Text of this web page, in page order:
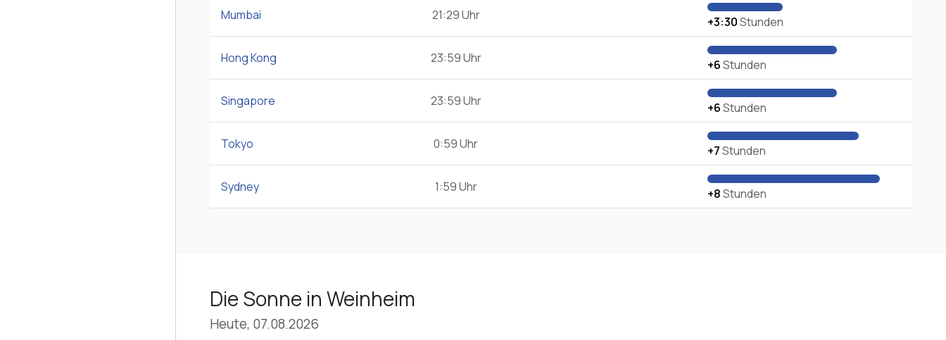
Mumbai 21:29 Uhr +3:30Stunden
Hong Kong 23:59 Uhr +6Stunden
Singapore 23:59 Uhr +6Stunden
Tokyo 0:59 Uhr +7Stunden
Sydney 1:59 Uhr +8Stunden
Die Sonne in Weinheim
Heute, 07.08.2026